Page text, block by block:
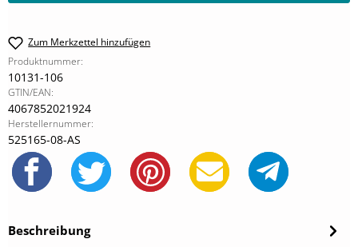
Zum Merkzettel hinzufügen
Produktnummer:
10131-106
GTIN/EAN:
4067852021924
Herstellernummer:
525165-08-AS
Beschreibung